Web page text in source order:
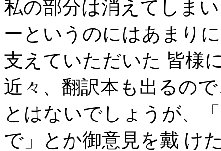
私の部分は消えてしま
ーというのにはあまり
支えていただいた 皆様
近々、翻訳本も出るの
とはないでしょうが、
で」とか御意見を戴 け